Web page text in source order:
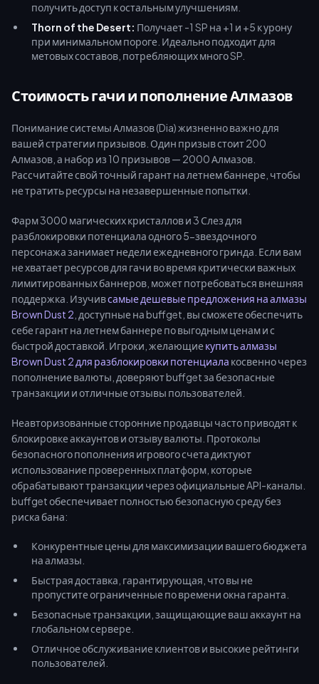
получить доступ к остальным улучшениям.
Thorn of the Desert: Получает -1 SP на +1 и +5 к урону
при минимальном пороге. Идеально подходит для
метовых составов, потребляющих много SP.
Стоимость гачи и пополнение Алмазов
Понимание системы Алмазов (Dia) жизненно важно для
вашей стратегии призывов. Один призыв стоит 200
Алмазов, а набор из 10 призывов — 2000 Алмазов.
Рассчитайте свой точный гарант на летнем баннере, чтобы
не тратить ресурсы на незавершенные попытки.
Фарм 3000 магических кристаллов и 3 Слез для
разблокировки потенциала одного 5-звездочного
персонажа занимает недели ежедневного гринда. Если вам
не хватает ресурсов для гачи во время критически важных
лимитированных баннеров, может потребоваться внешняя
поддержка. Изучивсамые дешевые предложения на алмазы
Brown Dust 2 , доступные на buffget, вы сможете обеспечить
себе гарант на летнем баннере по выгодным ценам и с
быстрой доставкой. Игроки, желающиекупить алмазы
Brown Dust 2 для разблокировки потенциала косвенно через
пополнение валюты, доверяют buffget за безопасные
транзакции и отличные отзывы пользователей.
Неавторизованные сторонние продавцы часто приводят к
блокировке аккаунтов и отзыву валюты. Протоколы
безопасного пополнения игрового счета диктуют
использование проверенных платформ, которые
обрабатывают транзакции через официальные API-каналы.
buffget обеспечивает полностью безопасную среду без
риска бана:
Конкурентные цены для максимизации вашего бюджета
на алмазы.
Быстрая доставка, гарантирующая, что вы не
пропустите ограниченные по времени окна гаранта.
Безопасные транзакции, защищающие ваш аккаунт на
глобальном сервере.
Отличное обслуживание клиентов и высокие рейтинги
пользователей.